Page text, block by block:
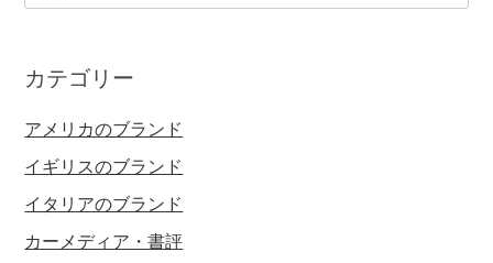
カテゴリー
アメリカのブランド
イギリスのブランド
イタリアのブランド
カーメディア・書評